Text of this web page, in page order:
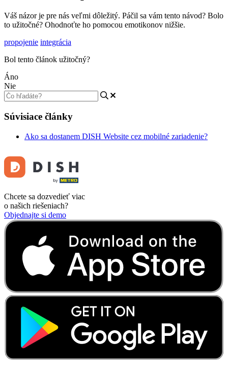
Váš názor je pre nás veľmi dôležitý. Páčil sa vám tento návod? Bolo
to užitočné? Ohodnoťte ho pomocou emotikonov nižšie.
propojenie integrácia
Bol tento článok užitočný?
Áno
Nie
Súvisiace články
Ako sa dostanem DISH Website cez mobilné zariadenie?
Chcete sa dozvedieť viac
o našich riešeniach?
Objednajte si demo